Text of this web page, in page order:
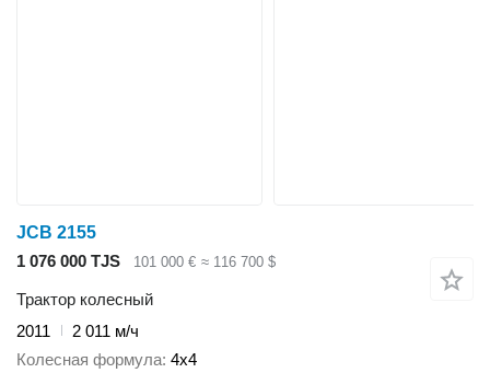
JCB 2155
1 076 000 TJS
101 000 € ≈ 116 700 $
Трактор колесный
2011
2 011 м/ч
Колесная формула 4x4